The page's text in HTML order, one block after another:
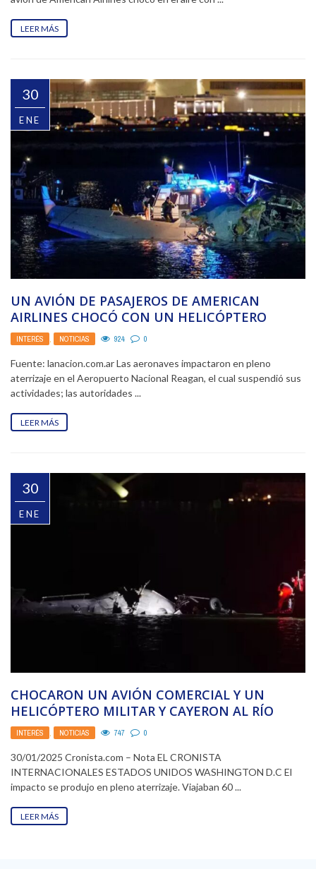
LEER MÁS
30
ENE
UN AVIÓN DE PASAJEROS DE AMERICAN
AIRLINES CHOCÓ CON UN HELICÓPTERO
MILITAR Y SE ESTRELLÓ ...
INTERÉS , NOTICIAS 924 0
Fuente: lanacion.com.ar Las aeronaves impactaron en pleno
aterrizaje en el Aeropuerto Nacional Reagan, el cual suspendió sus
actividades; las autoridades ...
LEER MÁS
30
ENE
CHOCARON UN AVIÓN COMERCIAL Y UN
HELICÓPTERO MILITAR Y CAYERON AL RÍO
POTOMAC: BUSCAN A ...
INTERÉS NOTICIAS 747 0
30/01/2025 Cronista.com – Nota EL CRONISTA
INTERNACIONALES ESTADOS UNIDOS WASHINGTON D.C El
impacto se produjo en pleno aterrizaje. Viajaban 60 ...
LEER MÁS